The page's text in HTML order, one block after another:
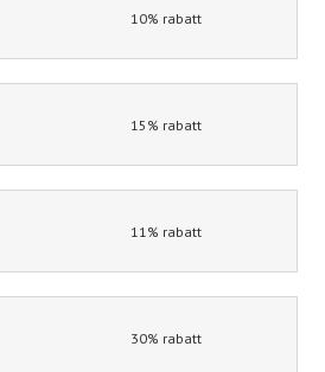
10% rabatt
15% rabatt
11% rabatt
30% rabatt